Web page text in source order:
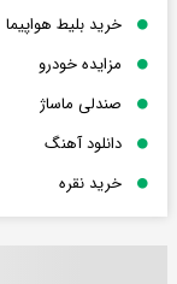
خرید بلیط هواپیما
مزایده خودرو
صندلی ماساژ
دانلود آهنگ
خرید نقره